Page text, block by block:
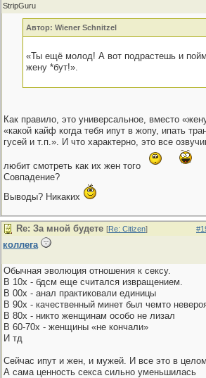
StripGuru
Автор: Wiener Schnitzel
«Ты ещё молод! А вот подрастешь и
жену *бут!».
Как правило, это универсальное, вместо
«какой кайф когда тебя ипут в жопу, ипать
гусей и т.п.». И что характерно, это все
любит смотреть как их жен того
Совпадение?
Выводы? Никаких
Re: За мной будете [Re: Citizen]
коллега
Обычная эволюция отношения к сексу.
В 10х - бдсм еще считался извращением.
В 00х - анал практиковали единицы
В 90х - качественный минет был чемто
В 80х - никто женщинам особо не лизал
В 60-70х - женщины «не кончали»
И тд
Сейчас ипут и жен, и мужей. И все это в
А сама ценность секса сильно уменьшилась